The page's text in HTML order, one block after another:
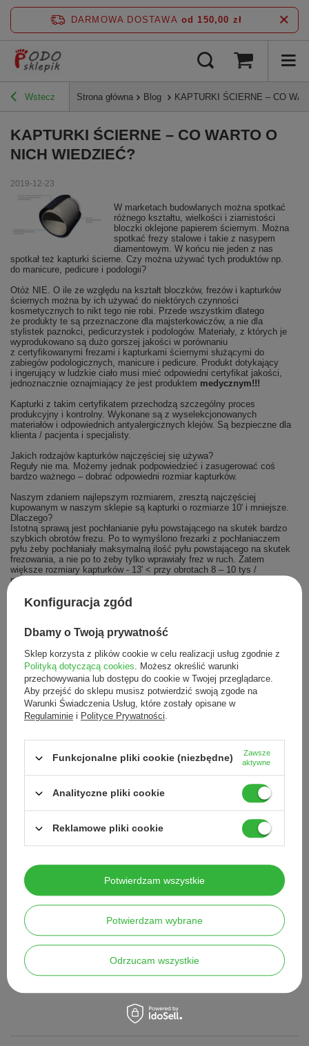
DARMOWA DOSTAWA od 150,00 zł
Wstecz Strona główna Blog KAPTURKI ŚCIERNE – CO
KAPTURKI ŚCIERNE – CO WARTO O
NICH WIEDZIEĆ?
2019-12-23
W marketach budowlanych można spotkać
różnego kształtu, wielkości i ziarnistości
bloczki oklejone papierem ściernym. Można
spotkać frezy stalowe i takie z nasypem
diamentowym. W końcu nie jeden z nas
spotkał też kapturki ścierne. Czy można używać tych produktów np.
do manicure, pedicure i podologii?
Otóż NIE. O ile ze względu na kształt bloczków, frezów i kapturków
ściernych można by ich używać do niektórych czynności
kosmetycznych to nikt tego nie robi. Przede wszystkim dlatego
że produkty te są przeznaczone dla majsterkowiczów, a nie dla
stylistek paznokci, pedicurzystek i podologów. Materiały, z których je
wyprodukowano są dużo gorszej jakości w porównaniu
z certyfikowanymi frezami i kapturkami ściernymi służącymi do
zabiegów podologicznych, manicure i pedicure. Produkt dotykający
i ingerujący w ludzkie ciało musi mieć odpowiedni certyfikat jakości,
jednoznacznie oznajmiający że jest produktem medycznym!!!
Kapturki z takim certyfikatem przechodzą szczególny proces
produkcyjny i kontrolny. Wykonane są z wyselekcjonowanych
materiałów i odpowiednich antyalergicznych klejów. Są bezpieczne dla
klienta / pacjenta i specjalisty.
Jakich rodzajów kapturków najczęściej się używa?
Reguły nie ma. Możemy jednak podpowiedzieć i zasugerować coś
bardzo ważnego – dobrać odpowiedni rozmiar kapturków.
Naszym zdaniem najlepszym rozmiarem, zresztą najczęściej
kupowanym w naszym sklepie są kapturki o rozmiarze 10' i mniejsze.
Dlaczego?
Istotną sprawą jest pochłanianie pyłu powstającego na skutek bardzo
szybkich obrotów frezu. Po to wymyślono frezarki z pochłaniaczem
pyłu żeby pochłaniały maksymalną ilość pyłu powstającego na skutek
frezowania, a nie po to żeby tylko wprawiały frez w ruch. Zatem
większe rozmiary kapturków - 13' < przy obrotach 8 – 10 tys /
min.
pyłu przez pióro frezarki do filtra. Tym samym pył
właściwego pochłaniania pyłu przez frezarki. To z kolei prowadzi do
zanieczyszczenia pomieszczenia w którym robione są zabiegi. Ponadto
zanieczyszczenia tulei zaciskowej (wyższe koszty eksploatacyjne
takimi kapturkami.
Nasza rada:
Stosuj kapturki w rozmiarze 10' i mniejsze.
Do zabiegów pedicure i podologicznych używaj wyłącznie kapturków
z certyfikatem kwalifikującym je jako produkt medyczny.
Polecane
Kapturki do pedicure z
certyfikatem medycznym, Ø 10
mm / ziarn. 150 (1 szt.)
3,20 zł
Kapturki do manicure i
pedicure z certyfikatem
3,00 zł /
Konfiguracja zgód
Dbamy o Twoją prywatność
Sklep korzysta z plików cookie w celu realizacji usług zgodnie z
Polityką dotyczącą cookies. Możesz określić warunki
przechowywania lub dostępu do cookie w Twojej przeglądarce.
Aby przejść do sklepu musisz potwierdzić swoją zgode na
Warunki Świadczenia Usług, które zostały opisane w
Regulaminie i Polityce Prywatności.
Funkcjonalne pliki cookie (niezbędne)
Zawsze
aktywne
Analityczne pliki cookie
Reklamowe pliki cookie
Potwierdzam wybrane
Odrzucam wszystkie
Potwierdzam wszystkie